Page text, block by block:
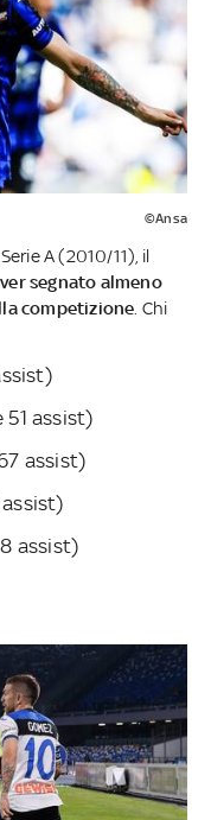
©Ansa
A (2010/11), il
segnato almeno
competizione. Chi
51 assist)
assist)
assist)